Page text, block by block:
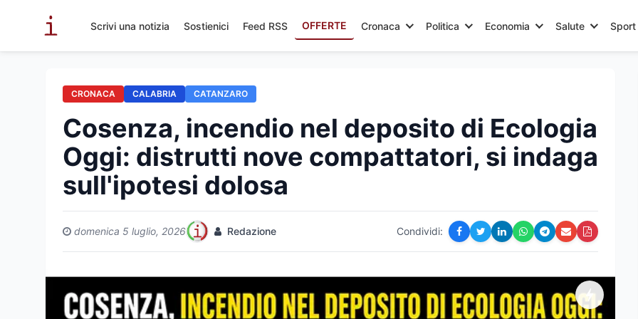
Scrivi una notizia Sostienici Feed RSS OFFERTE Cronaca Politica Economia Salute Sport
CRONACA CALABRIA CATANZARO
Cosenza, incendio nel deposito di Ecologia
Oggi: distrutti nove compattatori, si indaga
sull'ipotesi dolosa
domenica 5 luglio, 2026 Redazione Condividi: